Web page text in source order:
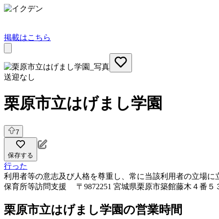
掲載はこちら
送迎なし
栗原市立はげまし学園
7
保存する
行った
利用者等の意志及び人格を尊重し、常に当該利用者の立場に
保育所等訪問支援 〒9872251 宮城県栗原市築館藤木４番５
栗原市立はげまし学園の営業時間